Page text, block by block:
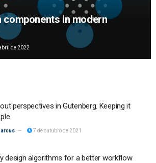
components in modern
de 2022
perspectives in Gutenberg. Keeping it
7 de outubro de 2021
design algorithms for a better workflow